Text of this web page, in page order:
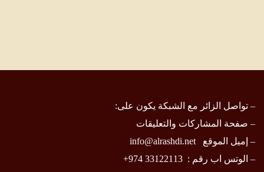
– تواصل الزائر مع الشبكة يكون على:
– صفحة المشاركات والتعليقات
– إميل الموقع info@alrashdi.net
– الوتس اب رقم : 33122113 974+